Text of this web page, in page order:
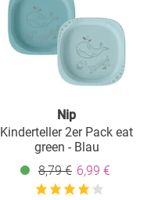
Nip
Kinderteller 2er Pack eat
green - Blau
8,79 € 6,99 €